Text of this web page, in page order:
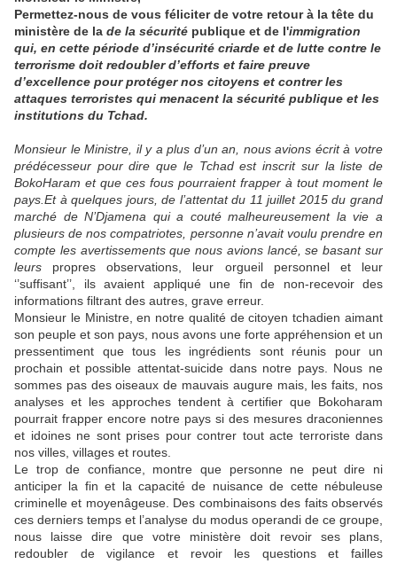
Permettez-nous de vous féliciter de votre retour à la tête du
ministère de la de la sécurité publique et de l'immigration
qui, en cette période d’insécurité criarde et de lutte contre le
terrorisme doit redoubler d’efforts et faire preuve
d’excellence pour protéger nos citoyens et contrer les
attaques terroristes qui menacent la sécurité publique et les
institutions du Tchad.
Monsieur le Ministre, il y a plus d’un an, nous avions écrit à votre
prédécesseur pour dire que le Tchad est inscrit sur la liste de
BokoHaram et que ces fous pourraient frapper à tout moment le
pays.Et à quelques jours, de l’attentat du 11 juillet 2015 du grand
marché de N’Djamena qui a couté malheureusement la vie a
plusieurs de nos compatriotes, personne n’avait voulu prendre en
compte les avertissements que nous avions lancé, se basant sur
leurs propres observations, leur orgueil personnel et leur
‘’suffisant’’, ils avaient appliqué une fin de non-recevoir des
informations filtrant des autres, grave erreur.
Monsieur le Ministre, en notre qualité de citoyen tchadien aimant
son peuple et son pays, nous avons une forte appréhension et un
pressentiment que tous les ingrédients sont réunis pour un
prochain et possible attentat-suicide dans notre pays. Nous ne
sommes pas des oiseaux de mauvais augure mais, les faits, nos
analyses et les approches tendent à certifier que Bokoharam
pourrait frapper encore notre pays si des mesures draconiennes
et idoines ne sont prises pour contrer tout acte terroriste dans
nos villes, villages et routes.
Le trop de confiance, montre que personne ne peut dire ni
anticiper la fin et la capacité de nuisance de cette nébuleuse
criminelle et moyenâgeuse. Des combinaisons des faits observés
ces derniers temps et l’analyse du modus operandi de ce groupe,
nous laisse dire que votre ministère doit revoir ses plans,
redoubler de vigilance et revoir les questions et failles